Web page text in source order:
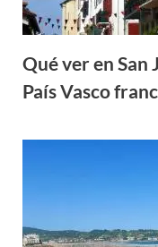
Qué ver en San
País Vasco